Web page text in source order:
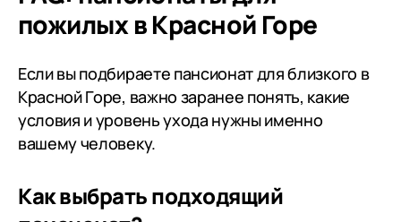
указан телефон, на который
трудно дозвониться. Татьяна
Владимировна грубо отвечает,
что она не швейцар. Такое
отношение дало не приятный
осадок. Только за это снял
звезду
другим
вежливые и
Сами
пожилых в Красной Горе
Если вы подбираете пансионат для близкого в
Красной Горе, важно заранее понять, какие
условия и уровень ухода нужны именно
вашему человеку.
Как выбрать подходящий